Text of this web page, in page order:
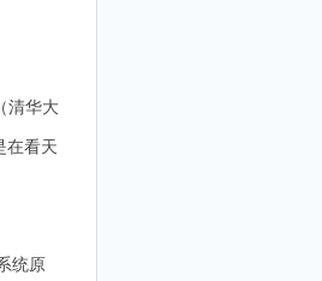
清华大
在看天
统原